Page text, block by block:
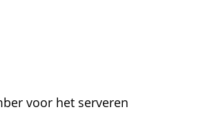
voor het serveren